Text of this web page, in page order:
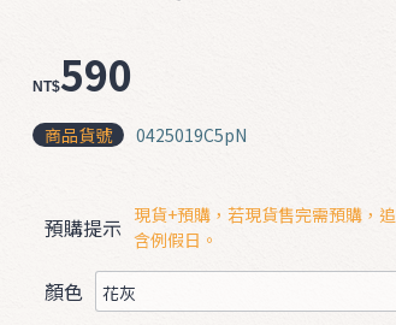
NT$590
商品貨號 0425019C5pN
預購提示 現貨+預購，若現貨售完需預購，
含例假日。
顏色